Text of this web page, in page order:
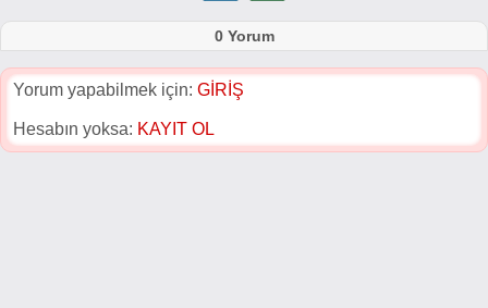
0 Yorum
Yorum yapabilmek için: GİRİŞ
Hesabın yoksa: KAYIT OL